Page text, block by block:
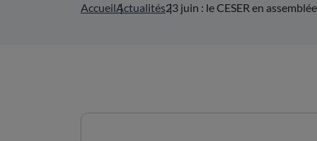
AccueilActualités23 juin : le CESER en